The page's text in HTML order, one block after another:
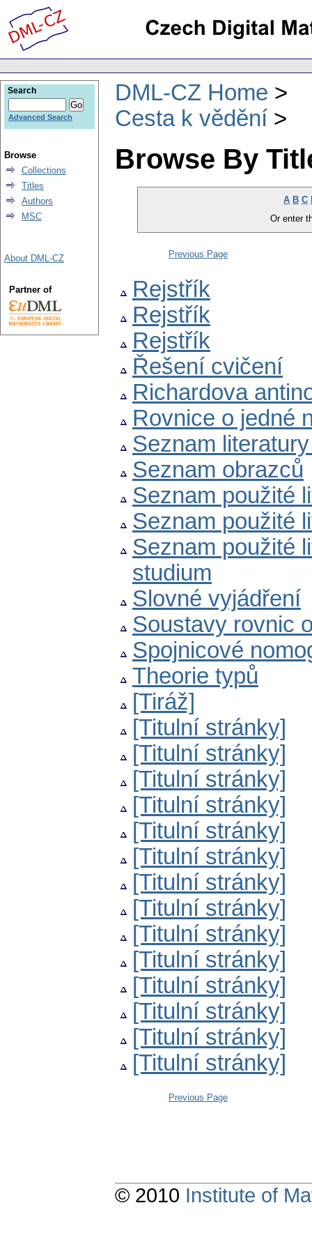
DML-CZ Home
Cesta k vědění
Browse By
A B C
Or enter
Previous Page
Rejstřík
Rejstřík
Rejstřík
Řešení cvičení
Richardova
Rovnice o jedné
Seznam
Seznam obrazců
Seznam použité
Seznam použité
Seznam použité
studium
Slovné vyjádření
Soustavy rovnic
Spojnicové
Theorie typů
[Tiráž]
[Titulní stránky]
[Titulní stránky]
[Titulní stránky]
[Titulní stránky]
[Titulní stránky]
[Titulní stránky]
[Titulní stránky]
[Titulní stránky]
[Titulní stránky]
[Titulní stránky]
[Titulní stránky]
[Titulní stránky]
[Titulní stránky]
[Titulní stránky]
Previous Page
Search
Advanced Search
Browse
Collections
Titles
Authors
MSC
About DML-CZ
Partner of
© 2010 Institute of